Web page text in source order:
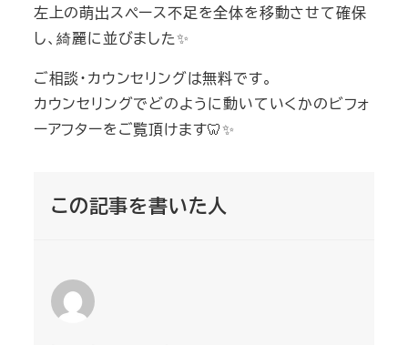
左上の萌出スペース不足を全体を移動させて確保
し、綺麗に並びました✨
ご相談・カウンセリングは無料です。
カウンセリングでどのように動いていくかのビフォ
ーアフターをご覧頂けます🦷✨
この記事を書いた人